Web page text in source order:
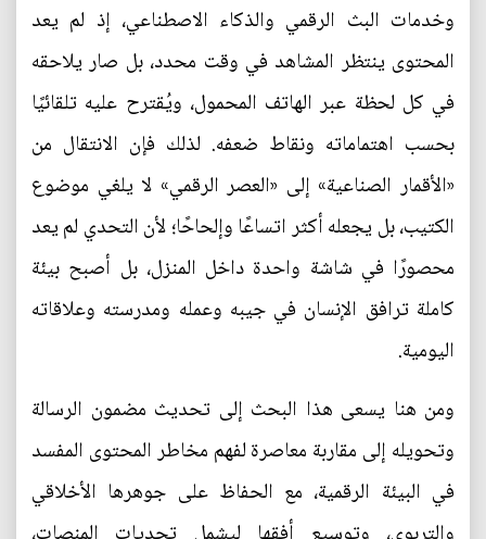
وخدمات البث الرقمي والذكاء الاصطناعي، إذ لم يعد
المحتوى ينتظر المشاهد في وقت محدد، بل صار يلاحقه
في كل لحظة عبر الهاتف المحمول، ويُقترح عليه تلقائيًا
بحسب اهتماماته ونقاط ضعفه. لذلك فإن الانتقال من
«الأقمار الصناعية» إلى «العصر الرقمي» لا يلغي موضوع
الكتيب، بل يجعله أكثر اتساعًا وإلحاحًا؛ لأن التحدي لم يعد
محصورًا في شاشة واحدة داخل المنزل، بل أصبح بيئة
كاملة ترافق الإنسان في جيبه وعمله ومدرسته وعلاقاته
اليومية.
ومن هنا يسعى هذا البحث إلى تحديث مضمون الرسالة
وتحويله إلى مقاربة معاصرة لفهم مخاطر المحتوى المفسد
في البيئة الرقمية، مع الحفاظ على جوهرها الأخلاقي